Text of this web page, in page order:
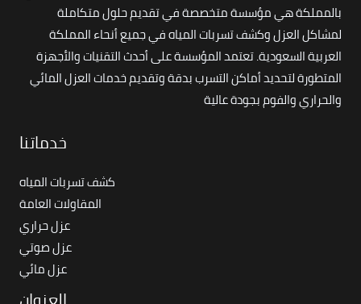
بالمملكة هي مؤسسة متخصصة في تقديم حلول متكاملة
لمشاكل العزل وكشف تسربات المياه في جميع أنحاء المملكة
العربية السعودية. تعتمد المؤسسة على أحدث التقنيات والأجهزة
المتطورة لتحديد أماكن التسرب بدقة وتقديم خدمات العزل المائي
والحراري والفوم بجودة عالية
خدماتنا
كشف تسربات المياه
المقاولات العامة
عزل حراري
عزل صوتي
عزل مائي